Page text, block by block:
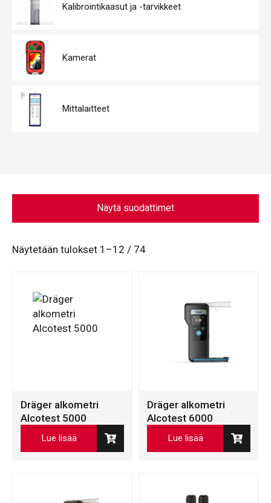
Kalibrointikaasut ja -tarvikkeet
Kamerat
Mittalaitteet
Näytä suodattimet
Näytetään tulokset 1–12 / 74
Dräger alkometri
Alcotest 5000
Lue lisää
Dräger alkometri
Alcotest 6000
Lue lisää